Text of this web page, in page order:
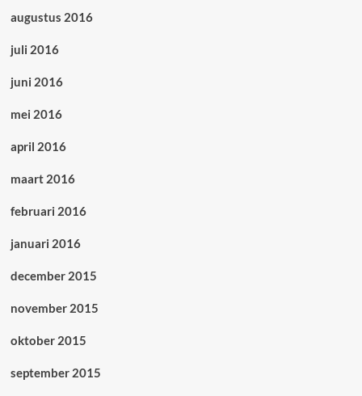
augustus 2016
juli 2016
juni 2016
mei 2016
april 2016
maart 2016
februari 2016
januari 2016
december 2015
november 2015
oktober 2015
september 2015